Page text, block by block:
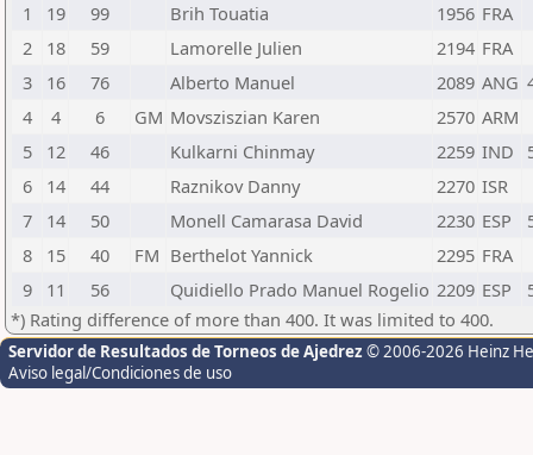
1
19 99 Brih Touatia 1956 FRA
2
18 59 Lamorelle Julien 2194 FRA
3
16 76 Alberto Manuel 2089 ANG
4
4 6 GM Movsziszian Karen 2570 ARM
5
12 46 Kulkarni Chinmay 2259 IND
6
14 44 Raznikov Danny 2270 ISR
7
14 50 Monell Camarasa David 2230 ESP
8
15 40 FM Berthelot Yannick 2295 FRA
9
11 56 Quidiello Prado Manuel Rogelio 2209 ESP
*) Rating difference of more than 400. It was limited to 400.
Servidor de Resultados de Torneos de Ajedrez © 2006-2026 Heinz
Aviso legal/Condiciones de uso